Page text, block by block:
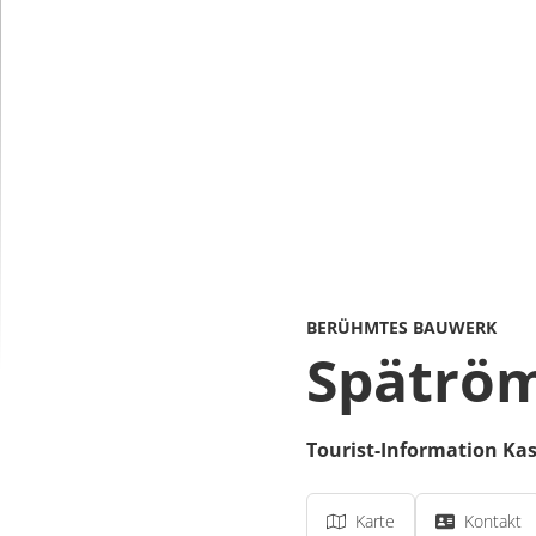
BERÜHMTES BAUWERK
Tourist-Information
Karte Kontakt